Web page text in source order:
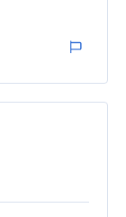
bewertet.
den
wieder